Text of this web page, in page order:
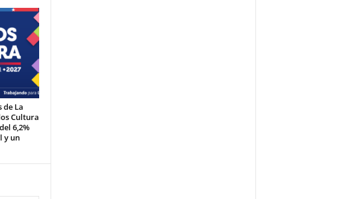
de La
Cultura
6,2%
y un